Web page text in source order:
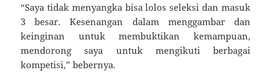
“Saya tidak menyangka bisa lolos seleksi dan masuk
3 besar. Kesenangan dalam menggambar dan
keinginan untuk membuktikan kemampuan,
mendorong saya untuk mengikuti berbagai
kompetisi,” bebernya.